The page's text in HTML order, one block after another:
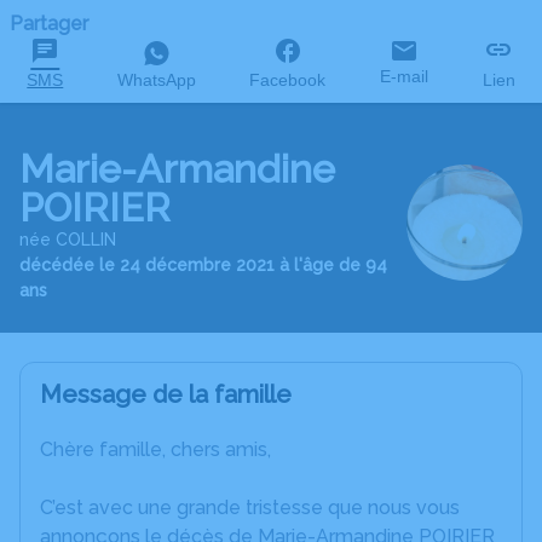
Partager
SMS WhatsApp Facebook E-mail Lien
Marie-Armandine
POIRIER
née COLLIN
décédée le 24 décembre 2021 à l'âge de 94
ans
Message de la famille
Chère famille, chers amis,
C’est avec une grande tristesse que nous vous
annonçons le décès de Marie-Armandine POIRIER